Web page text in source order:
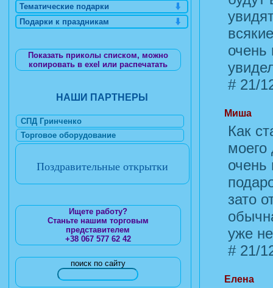
очень
#21/
Миша
Как
моего
очень
зато
уже
#21/
Елена
Тематические подарки
Подарки к праздникам
Показать приколы списком, можно
копировать в exel или распечатать
НАШИ ПАРТНЕРЫ
СПД Гринченко
Торговое оборудование
Поздравительные открытки
Ищете работу?
Станьте нашим торговым
представителем
+38 067 577 62 42
поиск по сайту